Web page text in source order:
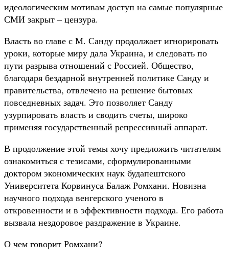
идеологическим мотивам доступ на самые популярные
СМИ закрыт – цензура.
Власть во главе с М. Санду продолжает игнорировать
уроки, которые миру дала Украина, и следовать по
пути разрыва отношений с Россией. Общество,
благодаря бездарной внутренней политике Санду и
правительства, отвлечено на решение бытовых
повседневных задач. Это позволяет Санду
узурпировать власть и сводить счеты, широко
применяя государственный репрессивный аппарат.
В продолжение этой темы хочу предложить читателям
ознакомиться с тезисами, сформулированными
доктором экономических наук будапештского
Университета Корвинуса Балаж Ромхани. Новизна
научного подхода венгерского ученого в
откровенности и в эффективности подхода. Его работа
вызвала нездоровое раздражение в Украине.
О чем говорит Ромхани?